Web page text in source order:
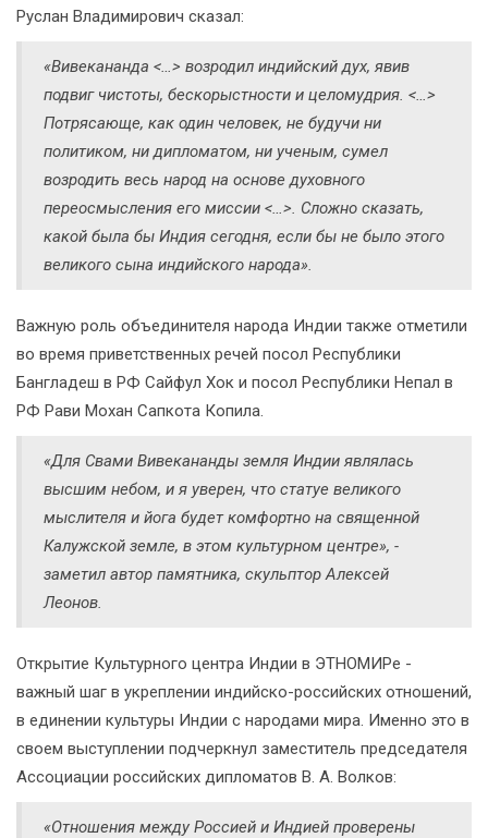
Руслан Владимирович сказал:
«Вивекананда <…> возродил индийский дух, явив
подвиг чистоты, бескорыстности и целомудрия. <…>
Потрясающе, как один человек, не будучи ни
политиком, ни дипломатом, ни ученым, сумел
возродить весь народ на основе духовного
переосмысления его миссии <…>. Сложно сказать,
какой была бы Индия сегодня, если бы не было этого
великого сына индийского народа».
Важную роль объединителя народа Индии также отметили
во время приветственных речей посол Республики
Бангладеш в РФ Сайфул Хок и посол Республики Непал в
РФ Рави Мохан Сапкота Копила.
«Для Свами Вивекананды земля Индии являлась
высшим небом, и я уверен, что статуе великого
мыслителя и йога будет комфортно на священной
Калужской земле, в этом культурном центре», -
заметил автор памятника, скульптор Алексей
Леонов.
Открытие Культурного центра Индии в ЭТНОМИРе -
важный шаг в укреплении индийско-российских отношений,
в единении культуры Индии с народами мира. Именно это в
своем выступлении подчеркнул заместитель председателя
Ассоциации российских дипломатов В. А. Волков:
«Отношения между Россией и Индией проверены